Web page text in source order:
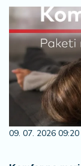
09. 07. 2026 09:20